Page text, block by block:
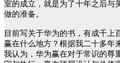
室的成立，就是为了十年之后与
做的准备。
目前写关于华为的书，有成千上
赢在什么地方？根据我二十多年
我认为，华为赢在对于常识的尊